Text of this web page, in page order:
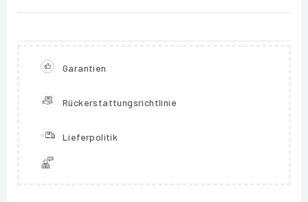
Garantien
Rückerstattungsrichtlinie
Lieferpolitik